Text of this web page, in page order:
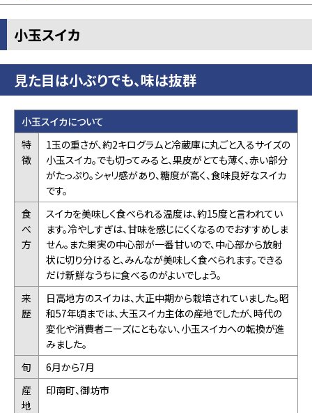
小玉スイカ
見た目は小ぶりでも、味は抜群
小玉スイカについて
特
徴
1玉の重さが、約2キログラムと冷蔵庫に丸ごと入るサイズの
小玉スイカ。でも切ってみると、果皮がとても薄く、赤い部分
がたっぷり。シャリ感があり、糖度が高く、食味良好なスイカ
です。
食
べ
方
スイカを美味しく食べられる温度は、約15度と言われてい
ます。冷やしすぎは、甘味を感じにくくなるのでおすすめしま
せん。また果実の中心部が一番甘いので、中心部から放射
状に切り分けると、みんなが美味しく食べられます。できる
だけ新鮮なうちに食べるのがよいでしょう。
来
歴
日高地方のスイカは、大正中期から栽培されていました。昭
和57年頃までは、大玉スイカ主体の産地でしたが、時代の
変化や消費者ニーズにともない、小玉スイカへの転換が進
みました。
旬
6月から7月
産
地
印南町、御坊市